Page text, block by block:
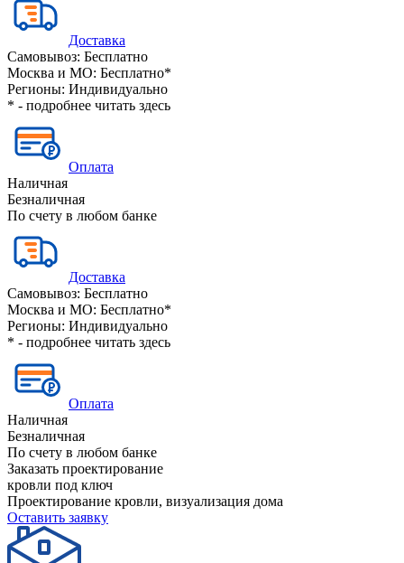
Доставка
Самовывоз: Бесплатно
Москва и МО: Бесплатно*
Регионы: Индивидуально
* - подробнее читать здесь
Оплата
Наличная
Безналичная
По счету в любом банке
Доставка
Самовывоз: Бесплатно
Москва и МО: Бесплатно*
Регионы: Индивидуально
* - подробнее читать здесь
Оплата
Наличная
Безналичная
По счету в любом банке
Заказать проектирование
кровли под ключ
Проектирование кровли, визуализация дома
Оставить заявку